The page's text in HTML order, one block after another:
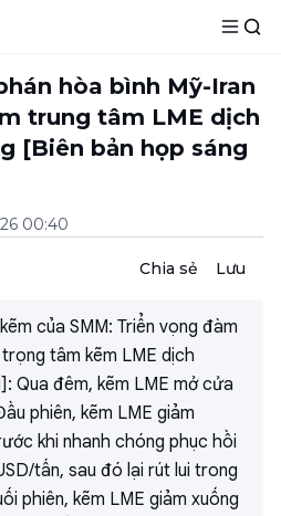
hòa bình Mỹ-Iran
trung tâm LME dịch
[Biên bản họp sáng
00:40
Chia sẻ Lưu
của SMM: Triển vọng đàm
tâm kẽm LME dịch
Qua đêm, kẽm LME mở cửa
phiên, kẽm LME giảm
khi nhanh chóng phục hồi
tấn, sau đó lại rút lui trong
phiên, kẽm LME giảm xuống